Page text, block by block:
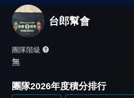
台郎幫會
團隊階級
無
團隊2026年度積分排行